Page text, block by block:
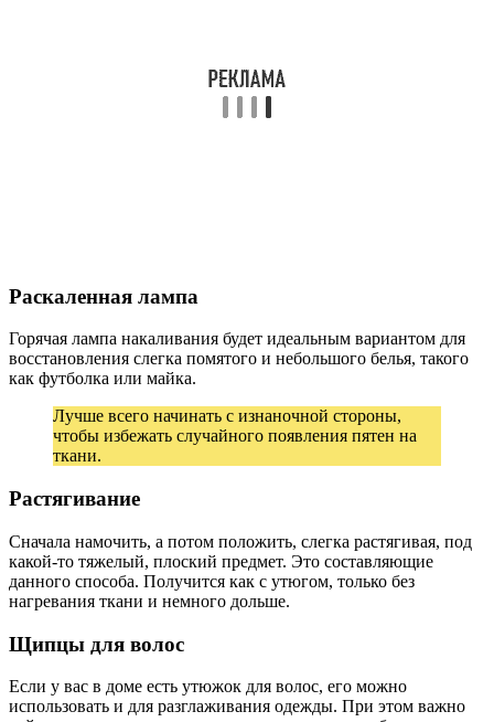
Раскаленная лампа
Горячая лампа накаливания будет идеальным вариантом для
восстановления слегка помятого и небольшого белья, такого
как футболка или майка.
Лучше всего начинать с изнаночной стороны,
чтобы избежать случайного появления пятен на
ткани.
Растягивание
Сначала намочить, а потом положить, слегка растягивая, под
какой-то тяжелый, плоский предмет. Это составляющие
данного способа. Получится как с утюгом, только без
нагревания ткани и немного дольше.
Щипцы для волос
Если у вас в доме есть утюжок для волос, его можно
использовать и для разглаживания одежды. При этом важно